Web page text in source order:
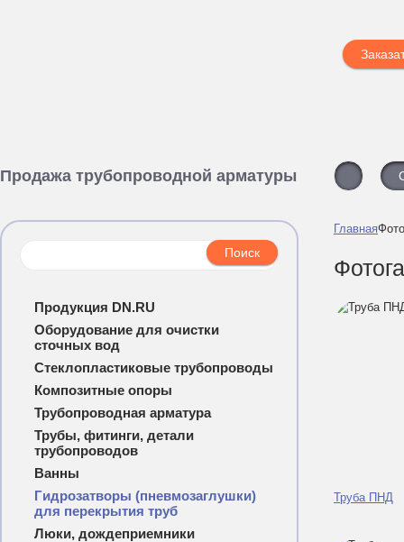
Продажа трубопроводной арматуры
Продукция DN.RU
Оборудование для очистки
сточных вод
Стеклопластиковые трубопроводы
Композитные опоры
Трубопроводная арматура
Трубы, фитинги, детали
трубопроводов
Ванны
Гидрозатворы (пневмозаглушки)
для перекрытия труб
Люки, дождеприемники
Главная
Труба ПНД